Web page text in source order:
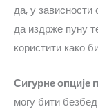
да, у зависности
да издрже пуну
користити како
Сигурне
могу бити